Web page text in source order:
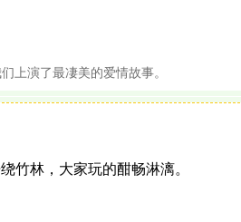
上演了最凄美的爱情故事。
竹林，大家玩的酣畅淋漓。